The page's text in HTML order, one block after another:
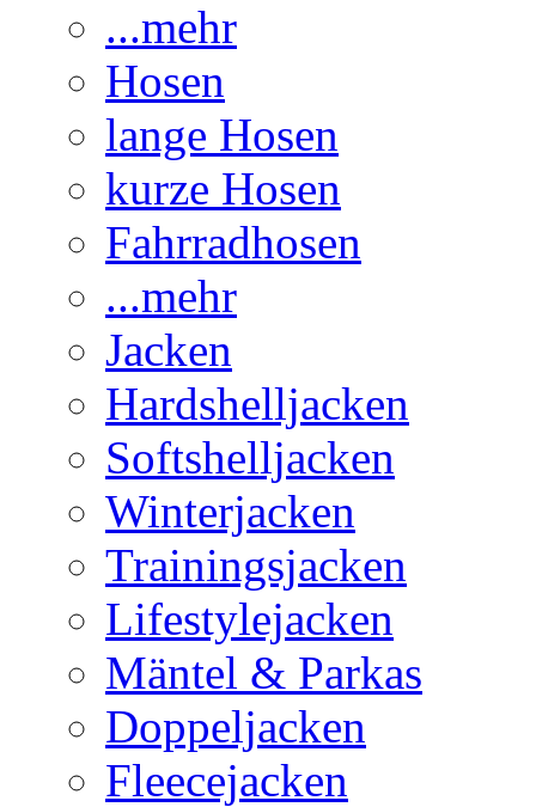
...mehr
Hosen
lange Hosen
kurze Hosen
Fahrradhosen
...mehr
Jacken
Hardshelljacken
Softshelljacken
Winterjacken
Trainingsjacken
Lifestylejacken
Mäntel & Parkas
Doppeljacken
Fleecejacken